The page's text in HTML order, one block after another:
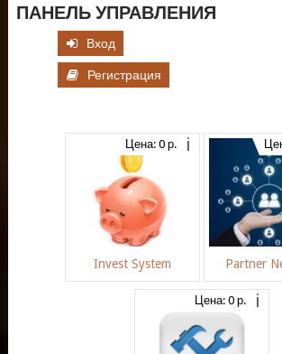
ПАНЕЛЬ УПРАВЛЕНИЯ
Вход
Регистрация
Цена: 0 р.
Invest System Partner
Цена: 0 р.